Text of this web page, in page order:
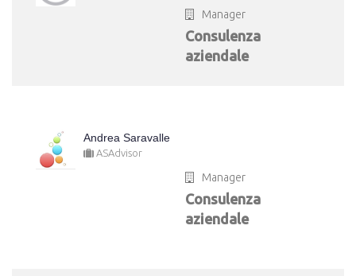
Manager
Consulenza
aziendale
Andrea Saravalle
ASAdvisor
Manager
Consulenza
aziendale